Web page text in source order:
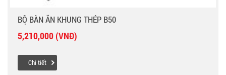
BỘ BÀN ĂN KHUNG THÉP B50
5,210,000 (VNĐ)
Chi tiết